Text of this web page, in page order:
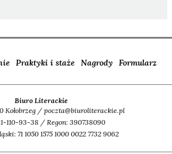
Praktyki i staże Nagrody Formularz
Biuro Literackie
Kołobrzeg / poczta@biuroliterackie.pl
110-93-38 / Regon: 390738090
71 1050 1575 1000 0022 7732 9062